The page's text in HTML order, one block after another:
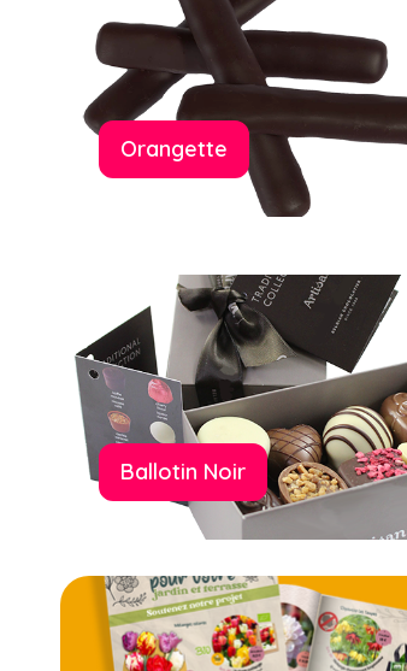
Orangette
Ballotin Noir